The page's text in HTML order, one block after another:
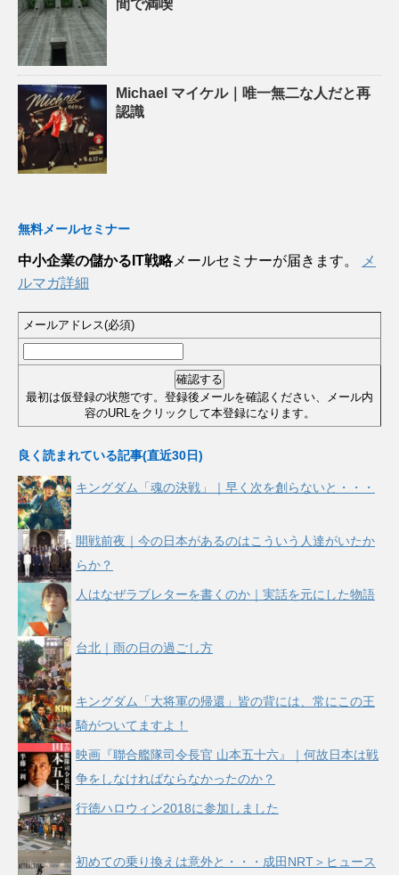
間で満喫
Michael マイケル｜唯一無二な人だと再
認識
無料メールセミナー
中小企業の儲かるIT戦略メールセミナーが届きます。
メ
ルマガ詳細
メールアドレス(必須)
最初は仮登録の状態です。登録後メールを確認ください、メール内
容のURLをクリックして本登録になります。
良く読まれている記事(直近30日)
キングダム「魂の決戦」｜早く次を創らないと・・・
開戦前夜｜今の日本があるのはこういう人達がいたか
らか？
人はなぜラブレターを書くのか｜実話を元にした物語
台北｜雨の日の過ごし方
キングダム「大将軍の帰還」皆の背には、常にこの王
騎がついてますよ！
映画『聯合艦隊司令長官 山本五十六』｜何故日本は戦
争をしなければならなかったのか？
行徳ハロウィン2018に参加しました
初めての乗り換えは意外と・・・成田NRT＞ヒュース